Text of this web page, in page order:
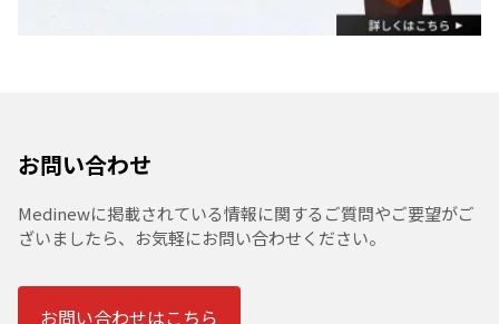
お問い合わせ
Medinewに掲載されている情報に関するご質問やご要望がご
ざいましたら、お気軽にお問い合わせください。
お問い合わせはこちら